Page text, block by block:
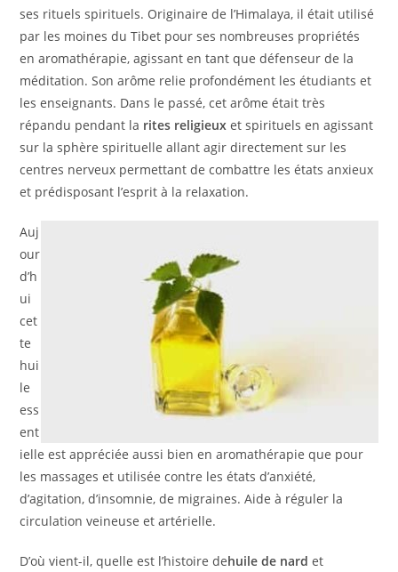
ses rituels spirituels. Originaire de l’Himalaya, il était utilisé
par les moines du Tibet pour ses nombreuses propriétés
en aromathérapie, agissant en tant que défenseur de la
méditation. Son arôme relie profondément les étudiants et
les enseignants. Dans le passé, cet arôme était très
répandu pendant la rites religieux et spirituels en agissant
sur la sphère spirituelle allant agir directement sur les
centres nerveux permettant de combattre les états anxieux
et prédisposant l’esprit à la relaxation.
Auj
our
d’h
ui
cet
te
hui
le
ess
ent
ielle est appréciée aussi bien en aromathérapie que pour
les massages et utilisée contre les états d’anxiété,
d’agitation, d’insomnie, de migraines. Aide à réguler la
circulation veineuse et artérielle.
D’où vient-il, quelle est l’histoire dehuile de nard et